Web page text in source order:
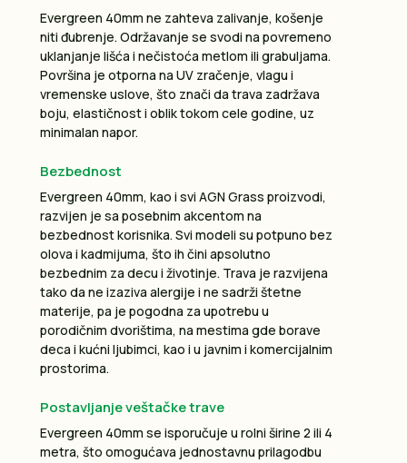
Evergreen 40mm ne zahteva zalivanje, košenje
niti đubrenje. Održavanje se svodi na povremeno
uklanjanje lišća i nečistoća metlom ili grabuljama.
Površina je otporna na UV zračenje, vlagu i
vremenske uslove, što znači da trava zadržava
boju, elastičnost i oblik tokom cele godine, uz
minimalan napor.
Bezbednost
Evergreen 40mm, kao i svi AGN Grass proizvodi,
razvijen je sa posebnim akcentom na
bezbednost korisnika. Svi modeli su potpuno bez
olova i kadmijuma, što ih čini apsolutno
bezbednim za decu i životinje. Trava je razvijena
tako da ne izaziva alergije i ne sadrži štetne
materije, pa je pogodna za upotrebu u
porodičnim dvorištima, na mestima gde borave
deca i kućni ljubimci, kao i u javnim i komercijalnim
prostorima.
Postavljanje veštačke trave
Evergreen 40mm se isporučuje u rolni širine 2 ili 4
metra, što omogućava jednostavnu prilagodbu